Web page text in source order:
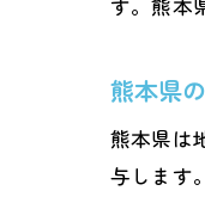
す。熊本
熊本県
熊本県は
与します